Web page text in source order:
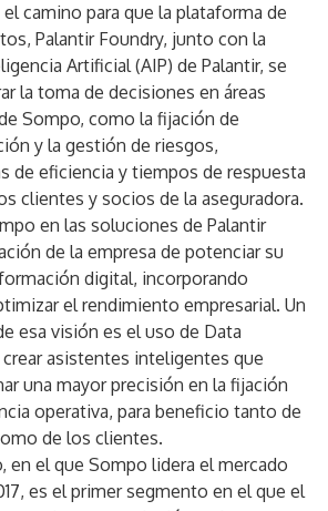
el camino para que la plataforma de
Palantir Foundry, junto con la
Artificial (AIP) de Palantir, se
la toma de decisiones en áreas
Sompo, como la fijación de
y la gestión de riesgos,
de eficiencia y tiempos de respuesta
clientes y socios de la aseguradora.
en las soluciones de Palantir
de la empresa de potenciar su
digital, incorporando
el rendimiento empresarial. Un
esa visión es el uso de Data
crear asistentes inteligentes que
una mayor precisión en la fijación
operativa, para beneficio tanto de
de los clientes.
en el que Sompo lidera el mercado
es el primer segmento en el que el